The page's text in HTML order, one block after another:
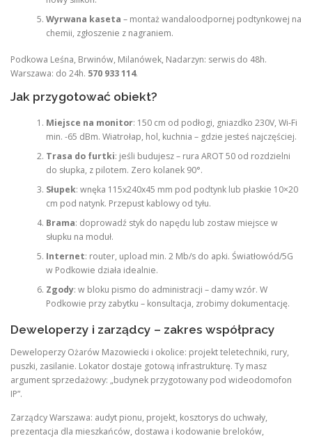
Wyrwana kaseta – montaż wandaloodpornej podtynkowej na
chemii, zgłoszenie z nagraniem.
Podkowa Leśna, Brwinów, Milanówek, Nadarzyn: serwis do 48h.
Warszawa: do 24h. 570 933 114.
Jak przygotować obiekt?
Miejsce na monitor: 150 cm od podłogi, gniazdko 230V, Wi-Fi
min. -65 dBm. Wiatrołap, hol, kuchnia – gdzie jesteś najczęściej.
Trasa do furtki: jeśli budujesz – rura AROT 50 od rozdzielni
do słupka, z pilotem. Zero kolanek 90°.
Słupek: wnęka 115x240x45 mm pod podtynk lub płaskie 10×20
cm pod natynk. Przepust kablowy od tyłu.
Brama: doprowadź styk do napędu lub zostaw miejsce w
słupku na moduł.
Internet: router, upload min. 2 Mb/s do apki. Światłowód/5G
w Podkowie działa idealnie.
Zgody: w bloku pismo do administracji – damy wzór. W
Podkowie przy zabytku – konsultacja, zrobimy dokumentację.
Deweloperzy i zarządcy – zakres współpracy
Deweloperzy Ożarów Mazowiecki i okolice: projekt teletechniki, rury,
puszki, zasilanie. Lokator dostaje gotową infrastrukturę. Ty masz
argument sprzedażowy: „budynek przygotowany pod wideodomofon
IP”.
Zarządcy Warszawa: audyt pionu, projekt, kosztorys do uchwały,
prezentacja dla mieszkańców, dostawa i kodowanie breloków,